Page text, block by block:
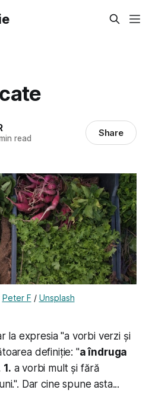
read Share
Peter F / Unsplash
la expresia "a vorbi verzi și
definiție: "a îndruga
1. a vorbi mult și fără
Dar cine spune asta...